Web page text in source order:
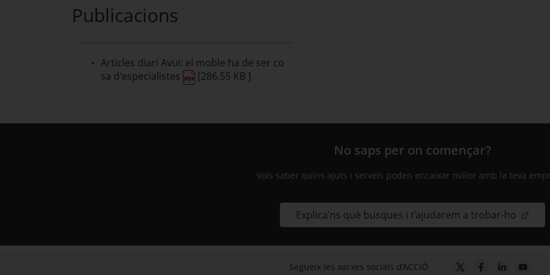
Publicacions
Articles diari Avui: el moble ha de ser co
sa d'especialistes
[286,55 KB ]
No saps per on començar?
Vols saber quins ajuts i serveis poden encaixar millor amb la teva
Explica’ns què busques i t’ajudarem a trobar-ho
Segueix les xarxes socials d’ACCIÓ